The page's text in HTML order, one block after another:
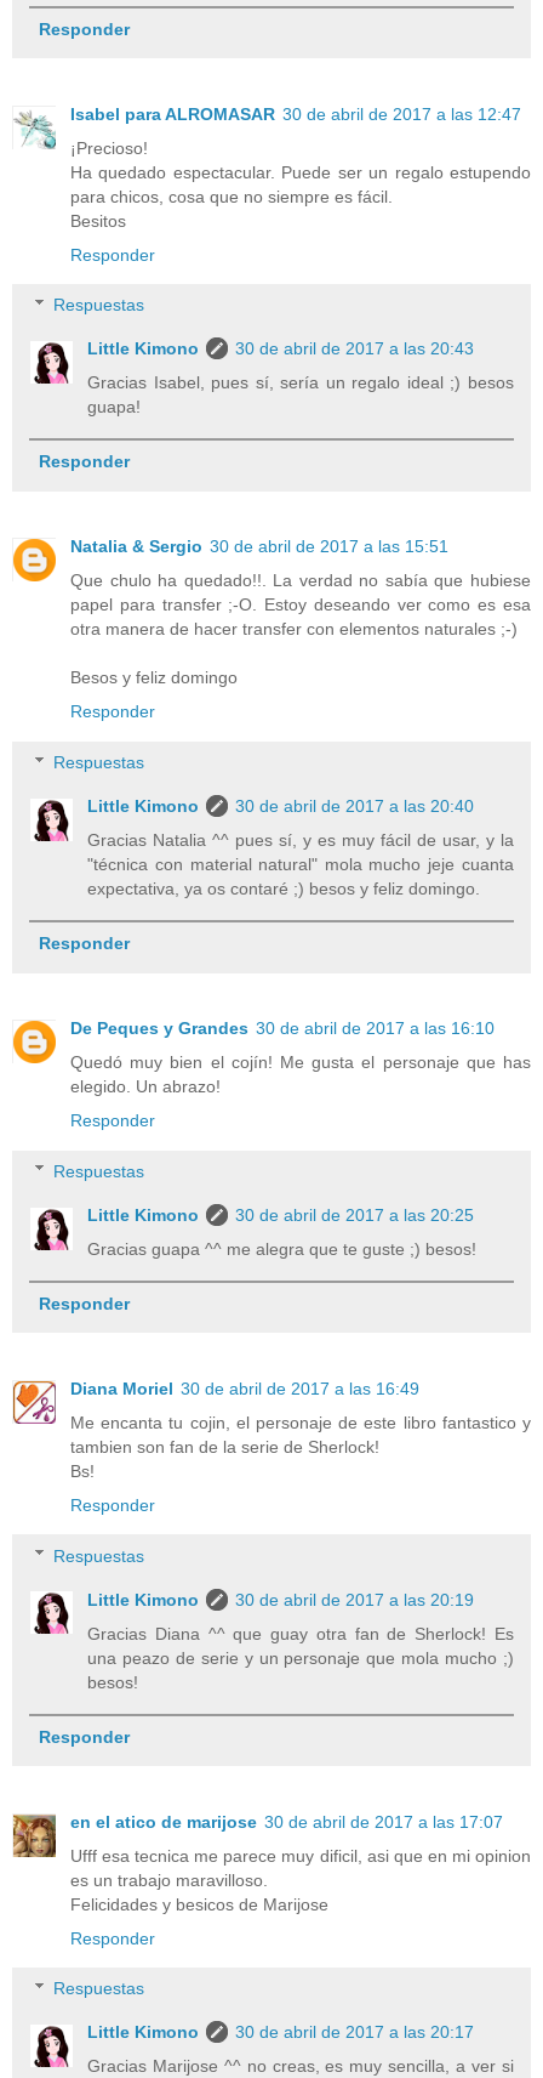
Responder
Isabel para ALROMASAR 30 de abril de 2017 a las 12:47
¡Precioso!
Ha quedado espectacular. Puede ser un regalo estupendo
para chicos, cosa que no siempre es fácil.
Besitos
Responder
Respuestas
Little Kimono
30 de abril de 2017 a las 20:43
Gracias Isabel, pues sí, sería un regalo ideal ;) besos
guapa!
Responder
Natalia & Sergio 30 de abril de 2017 a las 15:51
Que chulo ha quedado!!. La verdad no sabía que hubiese
papel para transfer ;-O. Estoy deseando ver como es esa
otra manera de hacer transfer con elementos naturales ;-)
Besos y feliz domingo
Responder
Respuestas
Little Kimono
30 de abril de 2017 a las 20:40
Gracias Natalia ^^ pues sí, y es muy fácil de usar, y la
"técnica con material natural" mola mucho jeje cuanta
expectativa, ya os contaré ;) besos y feliz domingo.
Responder
De Peques y Grandes 30 de abril de 2017 a las 16:10
Quedó muy bien el cojín! Me gusta el personaje que has
elegido. Un abrazo!
Responder
Respuestas
Little Kimono
30 de abril de 2017 a las 20:25
Gracias guapa ^^ me alegra que te guste ;) besos!
Responder
Diana Moriel 30 de abril de 2017 a las 16:49
Me encanta tu cojin, el personaje de este libro fantastico y
tambien son fan de la serie de Sherlock!
Bs!
Responder
Respuestas
Little Kimono
30 de abril de 2017 a las 20:19
Gracias Diana ^^ que guay otra fan de Sherlock! Es
una peazo de serie y un personaje que mola mucho ;)
besos!
Responder
en el atico de marijose 30 de abril de 2017 a las 17:07
Ufff esa tecnica me parece muy dificil, asi que en mi opinion
es un trabajo maravilloso.
Felicidades y besicos de Marijose
Responder
Respuestas
Little Kimono
30 de abril de 2017 a las 20:17
Gracias Marijose ^^ no creas, es muy sencilla, a ver si